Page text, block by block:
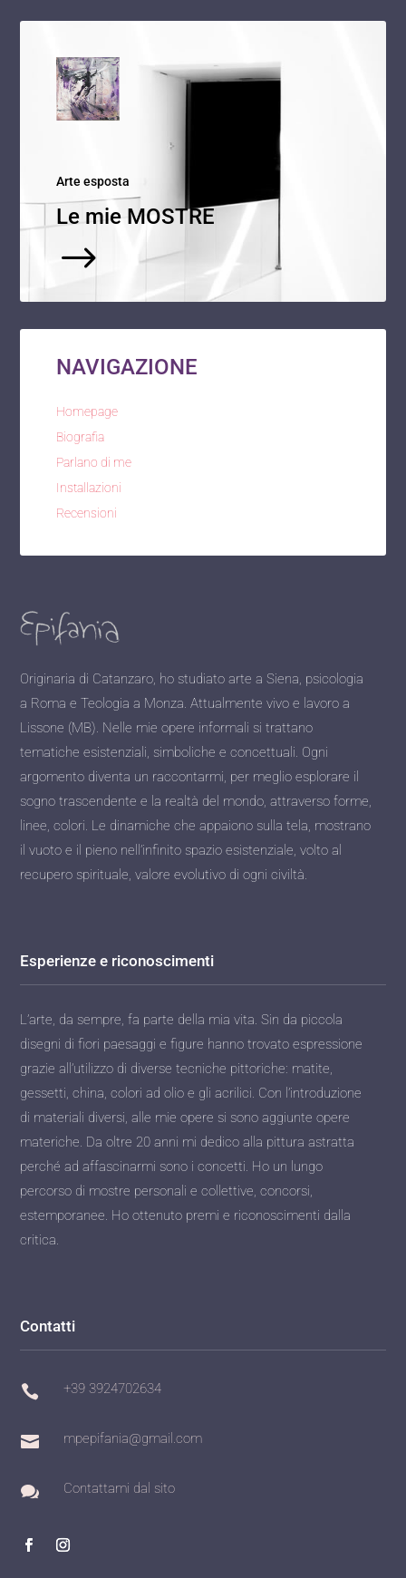
Arte esposta
Le mie MOSTRE
$
NAVIGAZIONE
Homepage
Biografia
Parlano di me
Installazioni
Recensioni
Originaria di Catanzaro, ho studiato arte a Siena, psicologia
a Roma e Teologia a Monza. Attualmente vivo e lavoro a
Lissone (MB). Nelle mie opere informali si trattano
tematiche esistenziali, simboliche e concettuali. Ogni
argomento diventa un raccontarmi, per meglio esplorare il
sogno trascendente e la realtà del mondo, attraverso forme,
linee, colori. Le dinamiche che appaiono sulla tela, mostrano
il vuoto e il pieno nell’infinito spazio esistenziale, volto al
recupero spirituale, valore evolutivo di ogni civiltà.
Esperienze e riconoscimenti
L’arte, da sempre, fa parte della mia vita. Sin da piccola
disegni di fiori paesaggi e figure hanno trovato espressione
grazie all’utilizzo di diverse tecniche pittoriche: matite,
gessetti, china, colori ad olio e gli acrilici. Con l’introduzione
di materiali diversi, alle mie opere si sono aggiunte opere
materiche. Da oltre 20 anni mi dedico alla pittura astratta
perché ad affascinarmi sono i concetti. Ho un lungo
percorso di mostre personali e collettive, concorsi,
estemporanee. Ho ottenuto premi e riconoscimenti dalla
critica.
Contatti
 +39 3924702634
 mpepifania@gmail.com
 Contattami dal sito